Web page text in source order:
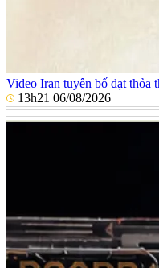
Video Iran tuyên bố đạt thỏa
13h21 06/08/2026